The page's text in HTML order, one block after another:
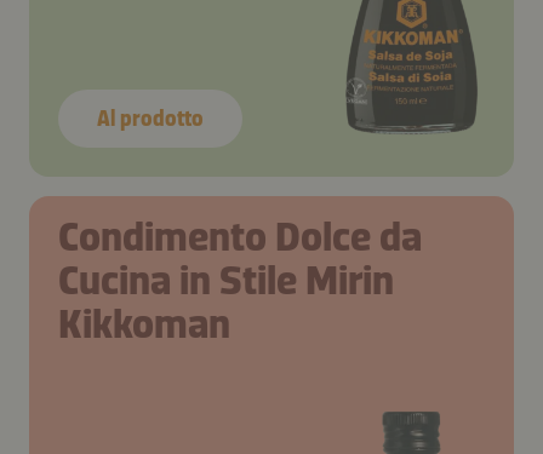
Al prodotto
Condimento Dolce da
Cucina in Stile Mirin
Kikkoman